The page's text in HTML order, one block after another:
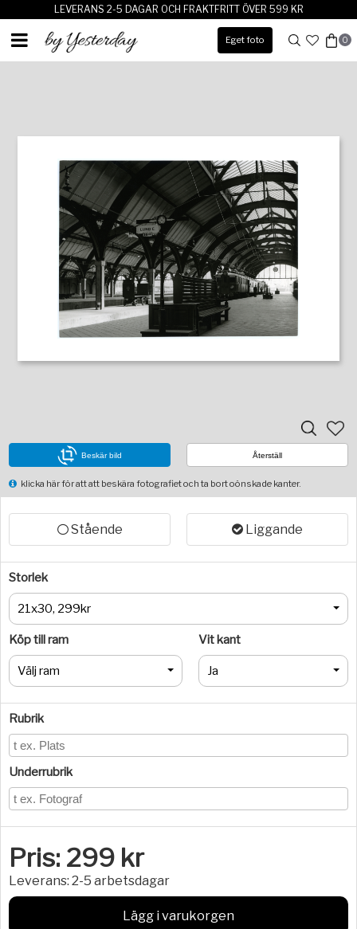
LEVERANS 2-5 DAGAR OCH FRAKTFRITT ÖVER 599 KR
Eget foto 0
Beskär bild Återställ
klicka här för att att beskära fotografiet och ta bort oönskade kanter.
Stående Liggande
Storlek
21x30, 299kr
Köp till ram
Välj ram
Vit kant
Ja
Rubrik
Underrubrik
Pris: 299 kr
Leverans: 2-5 arbetsdagar
Lägg i varukorgen